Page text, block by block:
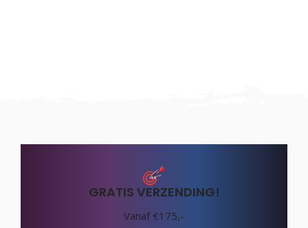
GRATIS VERZENDING!
Vanaf €175,-